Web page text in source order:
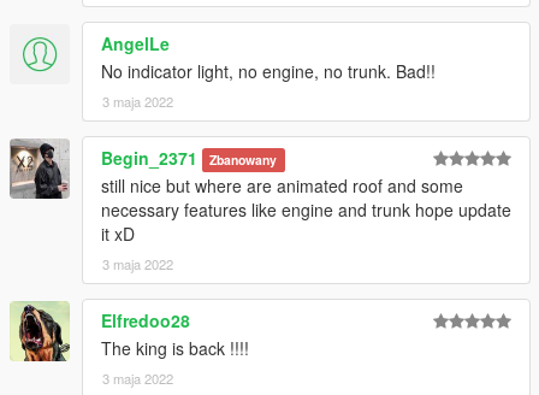
AngelLe
No indicator light, no engine, no trunk. Bad!!
3 maja 2022
Begin_2371 Zbanowany
still nice but where are animated roof and some
necessary features like engine and trunk hope update
it xD
3 maja 2022
Elfredoo28
The king is back !!!!
3 maja 2022